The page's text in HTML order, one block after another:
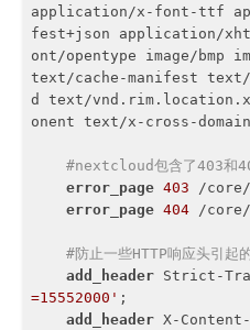
application/x-font-ttf
fest+json application/
ont/opentype image/bmp
text/cache-manifest
d text/
onent text/x-cross-
#nextcloud包含了403和
error_page 403 /
error_page 404 /core/
#防止一些HTTP响应头引起
add_header Strict-
=15552000' ;
add_header X-Content-